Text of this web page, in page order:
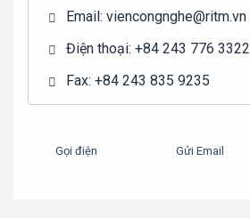
Email: viencongnghe@ritm.vn
Điện thoại: +84 243 776 3322
Fax: +84 243 835 9235
Gọi điện Gửi Email